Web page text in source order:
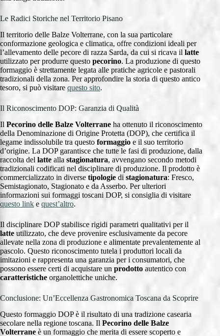
Le Radici Storiche nel Territorio Pisano
Il territorio delle Balze Volterrane, con la sua particolare
conformazione geologica e climatica, offre condizioni ideali per
l’allevamento delle pecore di razza Sarda, da cui si ricava il latte
utilizzato per produrre questo pecorino. La produzione di questo
formaggio è strettamente legata alle pratiche agricole e pastorali
tradizionali della zona. Per approfondire la storia di questo antico
tesoro, si può visitare questo sito.
Il Riconoscimento DOP: Garanzia di Qualità
Il Pecorino delle Balze Volterrane ha ottenuto il riconoscimento
della Denominazione di Origine Protetta (DOP), che certifica il
legame indissolubile tra questo formaggio e il suo territorio
d’origine. La DOP garantisce che tutte le fasi di produzione, dalla
raccolta del latte alla stagionatura, avvengano secondo metodi
tradizionali codificati nel disciplinare di produzione. Il prodotto è
commercializzato in diverse tipologie di stagionatura: Fresco,
Semistagionato, Stagionato e da Asserbo. Per ulteriori
informazioni sui formaggi toscani DOP, si consiglia di visitare
questo link e quest’altro.
Il disciplinare DOP stabilisce rigidi parametri qualitativi per il
latte utilizzato, che deve provenire esclusivamente da pecore
allevate nella zona di produzione e alimentate prevalentemente al
pascolo. Questo riconoscimento tutela i produttori locali da
imitazioni e rappresenta una garanzia per i consumatori, che
possono essere certi di acquistare un prodotto autentico con
caratteristiche organolettiche uniche.
Conclusione: Un’Eccellenza Gastronomica Toscana da Scoprire
Questo formaggio DOP è il risultato di una tradizione casearia
secolare nella regione toscana. Il Pecorino delle Balze
Volterrane è un formaggio che merita di essere scoperto e